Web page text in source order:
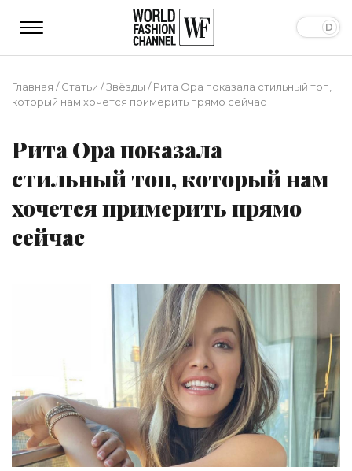
Главная /Статьи /Звёзды /Рита Ора показала стильный топ,
который нам хочется примерить прямо сейчас
Рита Ора показала
стильный топ, который нам
хочется примерить прямо
сейчас